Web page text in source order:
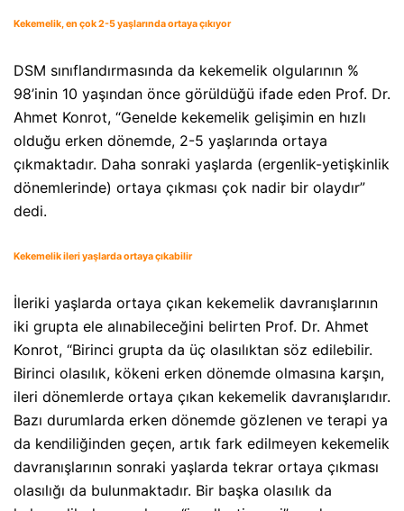
Kekemelik, en çok 2-5 yaşlarında ortaya çıkıyor
DSM sınıflandırmasında da kekemelik olgularının %
98’inin 10 yaşından önce görüldüğü ifade eden Prof. Dr.
Ahmet Konrot, “Genelde kekemelik gelişimin en hızlı
olduğu erken dönemde, 2-5 yaşlarında ortaya
çıkmaktadır. Daha sonraki yaşlarda (ergenlik-yetişkinlik
dönemlerinde) ortaya çıkması çok nadir bir olaydır”
dedi.
Kekemelik ileri yaşlarda ortaya çıkabilir
İleriki yaşlarda ortaya çıkan kekemelik davranışlarının
iki grupta ele alınabileceğini belirten Prof. Dr. Ahmet
Konrot, “Birinci grupta da üç olasılıktan söz edilebilir.
Birinci olasılık, kökeni erken dönemde olmasına karşın,
ileri dönemlerde ortaya çıkan kekemelik davranışlarıdır.
Bazı durumlarda erken dönemde gözlenen ve terapi ya
da kendiliğinden geçen, artık fark edilmeyen kekemelik
davranışlarının sonraki yaşlarda tekrar ortaya çıkması
olasılığı da bulunmaktadır. Bir başka olasılık da